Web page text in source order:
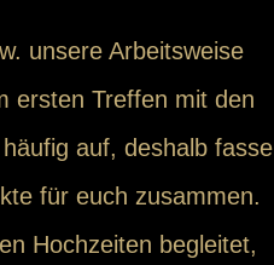
unsere Arbeitsweise
ersten Treffen mit den
auf, deshalb fasse
für euch zusammen.
Hochzeiten begleitet,